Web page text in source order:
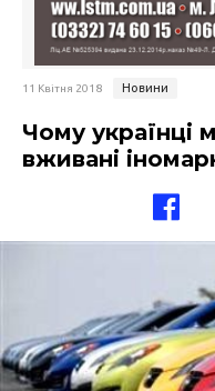
11 Квітня 2018 Новини
Чому українці
вживані